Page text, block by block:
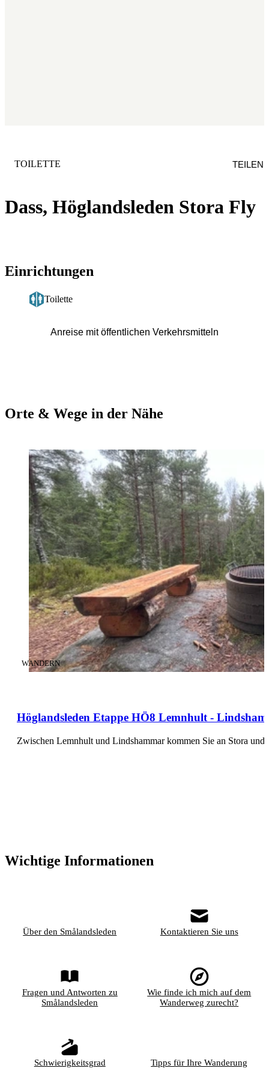
Dass, Höglandsleden Stora Fly
KATEGORIE
TOILETTE TEILEN
Einrichtungen
Toilette
Anreise mit öffentlichen Verkehrsmitteln
Orte & Wege in der Nähe
Höglandsleden Etappe HÖ8 Lemnhult -
KATEGORIE:
WANDERN
Zwischen Lemnhult und Lindshammar kommen Sie an Stora
Wichtige Informationen
Über den Smålandsleden Kontaktieren Sie uns
Fragen und Antworten zu
Smålandsleden
Wie finde ich mich auf dem
Wanderweg zurecht?
Schwierigkeitsgrad Tipps für Ihre Wanderung